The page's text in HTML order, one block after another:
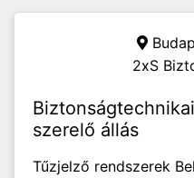
2xS
Biztonságtechnikai
szerelő állás
Tűzjelző rendszerek